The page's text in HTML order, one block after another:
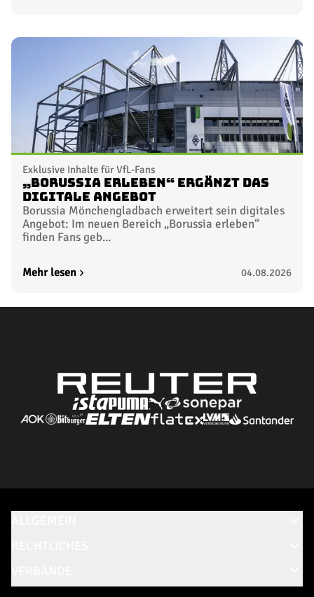
Exklusive Inhalte für VfL-Fans
„Borussia erleben“ ergänzt das
digitale Angebot
Borussia Mönchengladbach erweitert sein digitales
Angebot: Im neuen Bereich „Borussia erleben“
finden Fans geb...
Mehr lesen 04.08.2026